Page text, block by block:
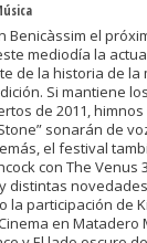
Benicàssim el
mediodía la
de la historia de la
Si mantiene
de 2011,
sonarán de
el festival
con The Venus
distintas
la participación de
en Matadero